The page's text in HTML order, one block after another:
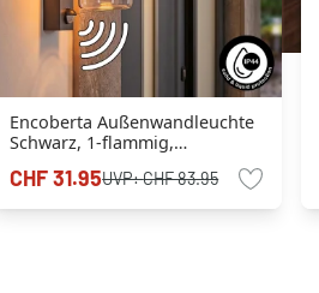
Encoberta Außenwandleuchte
Schwarz, 1-flammig,
CHF 31.95UVP:CHF 83.95